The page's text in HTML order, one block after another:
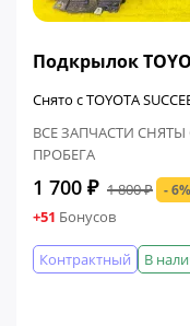
Подкрылок
Снято с TOYOTA
ВСЕ ЗАПЧАСТИ
ПРОБЕГА
1 700 ₽ 1 800 ₽ - 6%
+51 Бонусов
В
Контрактный